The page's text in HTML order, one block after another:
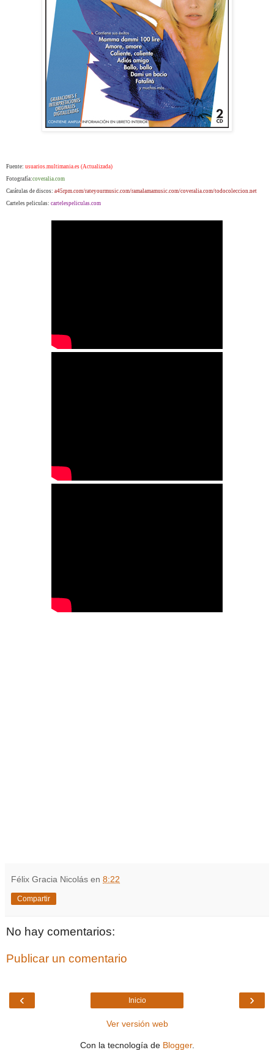
Fuente: usuarios.multimania.es (Actualizada)
Fotografía:coveralia.com
Carátulas de discos: a45rpm.com/rateyourmusic.com/ramalamamusic.com/coveralia.com/todocoleccion.net
Carteles peliculas: cartelespeliculas.com
Félix Gracia Nicolás en 8:22
Compartir
No hay comentarios:
Publicar un comentario
‹ ›
Inicio
Ver versión web
Con la tecnología de Blogger.